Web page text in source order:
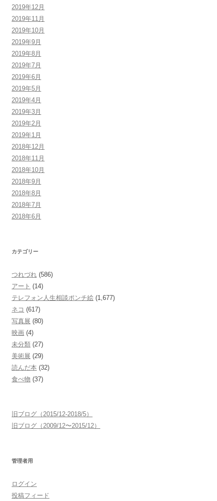
2019年12月
2019年11月
2019年10月
2019年9月
2019年8月
2019年7月
2019年6月
2019年5月
2019年4月
2019年3月
2019年2月
2019年1月
2018年12月
2018年11月
2018年10月
2018年9月
2018年8月
2018年7月
2018年6月
カテゴリー
つれづれ (586)
アート (14)
テレフォン人生相談ポンチ絵 (1,677)
ネコ (617)
写真展 (80)
映画 (4)
未分類 (27)
美術展 (29)
読んだ本 (32)
食べ物 (37)
旧ブログ（2015/12-2018/5）
旧ブログ（2009/12〜2015/12）
管理者用
ログイン
投稿フィード